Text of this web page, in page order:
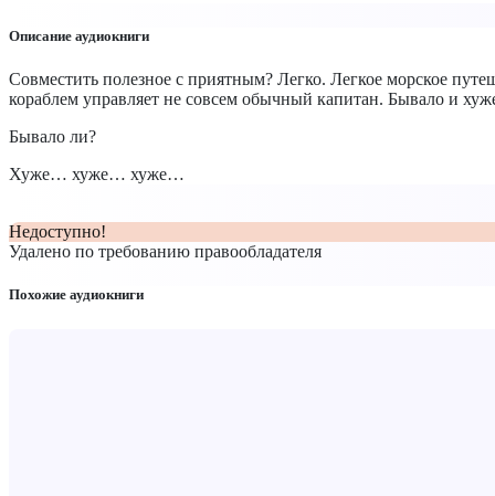
Описание аудиокниги
Совместить полезное с приятным? Легко. Легкое морское
кораблем управляет не совсем обычный капитан. Бывало и
Бывало ли?
Хуже… хуже… хуже…
Недоступно!
Удалено по требованию правообладателя
Похожие аудиокниги